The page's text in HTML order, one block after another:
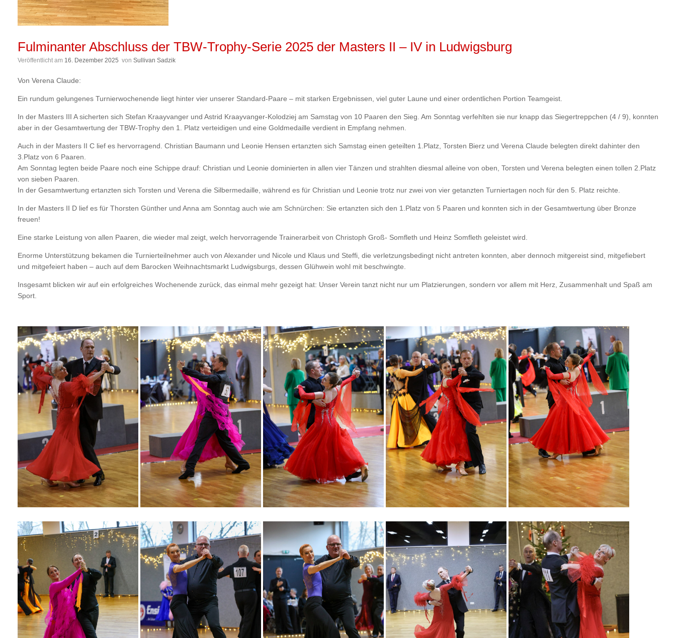
Fulminanter Abschluss der TBW-Trophy-Serie 2025 der Masters II – IV in Ludwigsburg
Veröffentlicht am 16. Dezember 2025 von Sullivan Sadzik
Von Verena Claude:
Ein rundum gelungenes Turnierwochenende liegt hinter vier unserer Standard-Paare – mit starken Ergebnissen, viel guter Laune und einer ordentlichen Portion Teamgeist.
In der Masters III A sicherten sich Stefan Kraayvanger und Astrid Kraayvanger-Kolodziej am Samstag von 10 Paaren den Sieg. Am Sonntag verfehlten sie nur knapp das Siegertreppchen (4 / 9), konnten
aber in der Gesamtwertung der TBW-Trophy den 1. Platz verteidigen und eine Goldmedaille verdient in Empfang nehmen.
Auch in der Masters II C lief es hervorragend. Christian Baumann und Leonie Hensen ertanzten sich Samstag einen geteilten 1.Platz, Torsten Bierz und Verena Claude belegten direkt dahinter den
3.Platz von 6 Paaren.
Am Sonntag legten beide Paare noch eine Schippe drauf: Christian und Leonie dominierten in allen vier Tänzen und strahlten diesmal alleine von oben, Torsten und Verena belegten einen tollen 2.Platz
von sieben Paaren.
In der Gesamtwertung ertanzten sich Torsten und Verena die Silbermedaille, während es für Christian und Leonie trotz nur zwei von vier getanzten Turniertagen noch für den 5. Platz reichte.
In der Masters II D lief es für Thorsten Günther und Anna am Sonntag auch wie am Schnürchen: Sie ertanzten sich den 1.Platz von 5 Paaren und konnten sich in der Gesamtwertung über Bronze
freuen!
Eine starke Leistung von allen Paaren, die wieder mal zeigt, welch hervorragende Trainerarbeit von Christoph Groß- Somfleth und Heinz Somfleth geleistet wird.
Enorme Unterstützung bekamen die Turnierteilnehmer auch von Alexander und Nicole und Klaus und Steffi, die verletzungsbedingt nicht antreten konnten, aber dennoch mitgereist sind, mitgefiebert
und mitgefeiert haben – auch auf dem Barocken Weihnachtsmarkt Ludwigsburgs, dessen Glühwein wohl mit beschwingte.
Insgesamt blicken wir auf ein erfolgreiches Wochenende zurück, das einmal mehr gezeigt hat: Unser Verein tanzt nicht nur um Platzierungen, sondern vor allem mit Herz, Zusammenhalt und Spaß am
Sport.